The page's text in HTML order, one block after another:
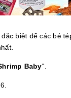
biệt để các bé
Baby”.